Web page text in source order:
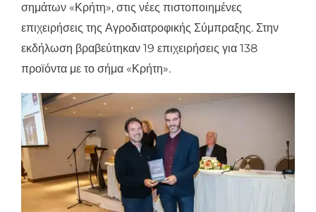
σημάτων «Κρήτη», στις νέες πιστοποιημένες
επιχειρήσεις της Αγροδιατροφικής Σύμπραξης. Στην
εκδήλωση βραβεύτηκαν 19 επιχειρήσεις για 138
προϊόντα με το σήμα «Κρήτη».